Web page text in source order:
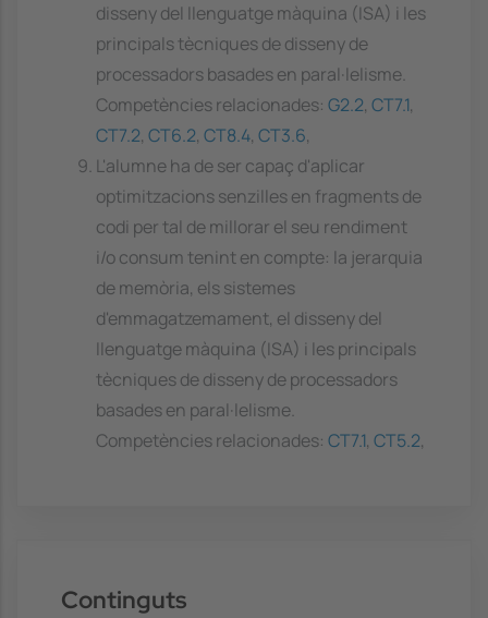
disseny del llenguatge màquina (ISA) i les
principals tècniques de disseny de
processadors basades en paral·lelisme.
Competències relacionades: G2.2, CT7.1,
CT7.2, CT6.2, CT8.4, CT3.6,
L'alumne ha de ser capaç d'aplicar
optimitzacions senzilles en fragments de
codi per tal de millorar el seu rendiment
i/o consum tenint en compte: la jerarquia
de memòria, els sistemes
d'emmagatzemament, el disseny del
llenguatge màquina (ISA) i les principals
tècniques de disseny de processadors
basades en paral·lelisme.
Competències relacionades: CT7.1, CT5.2,
Continguts